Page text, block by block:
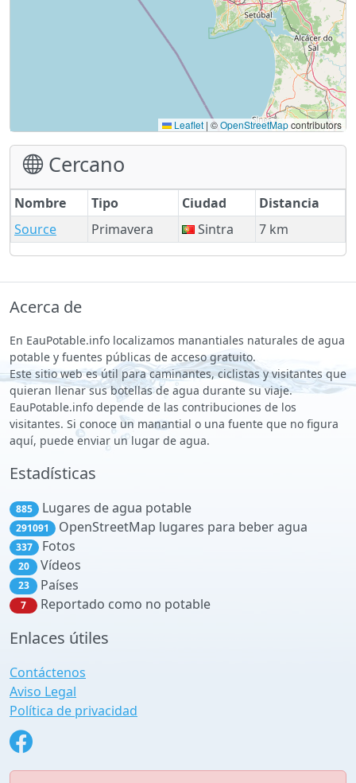
Leaflet | ©OpenStreetMapcontributors
Cercano
Nombre Tipo Ciudad
Distancia
Source
Primavera Sintra 7 km
Acerca de
En EauPotable.info localizamos manantiales naturales de agua
potable y fuentes públicas de acceso gratuito.
Este sitio web es útil para caminantes, ciclistas y visitantes que
quieran llenar sus botellas de agua durante su viaje.
EauPotable.info depende de las contribuciones de los
visitantes. Si conoce un manantial o una fuente que no figura
aquí, puede enviar un lugar de agua.
Estadísticas
885 Lugares de agua potable
291091 OpenStreetMap lugares para beber agua
337 Fotos
20 Vídeos
23 Países
7 Reportado como no potable
Enlaces útiles
Contáctenos
Aviso Legal
Política de privacidad